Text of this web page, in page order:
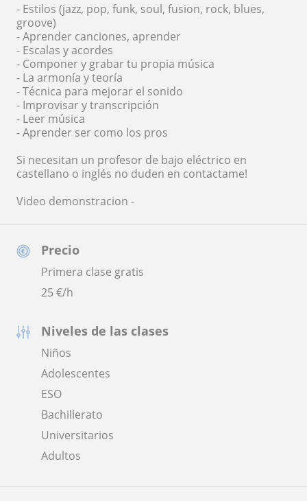
Precio
Primera clase gratis
25€/h
Niveles de las clases
Niños
Adolescentes
ESO
Bachillerato
Universitarios
Adultos
- Estilos (jazz, pop, funk, soul, fusion, rock, blues,
groove)
- Aprender canciones, aprender
- Escalas y acordes
- Componer y grabar tu propia música
- La armonía y teoría
- Técnica para mejorar el sonido
- Improvisar y transcripción
- Leer música
- Aprender ser como los pros
Si necesitan un profesor de bajo eléctrico en
castellano o inglés no duden en contactame!
Video demonstracion -